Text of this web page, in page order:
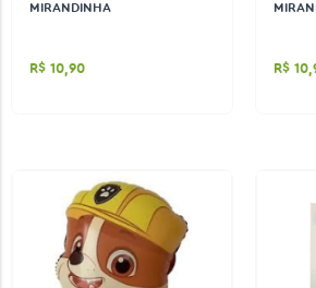
MIRANDINHA
R$ 10,90 R$